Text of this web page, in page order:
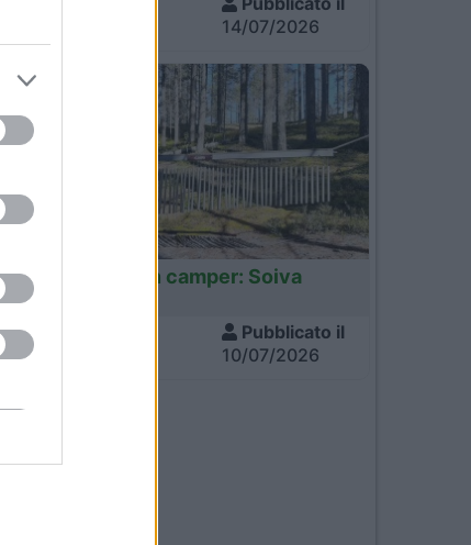
14/07/2026
Finlandia in camper: Soiva
Pubblicato il
10/07/2026